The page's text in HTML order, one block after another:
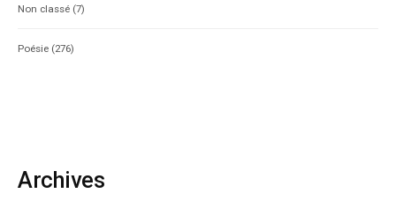
Non classé (7)
Poésie (276)
Archives